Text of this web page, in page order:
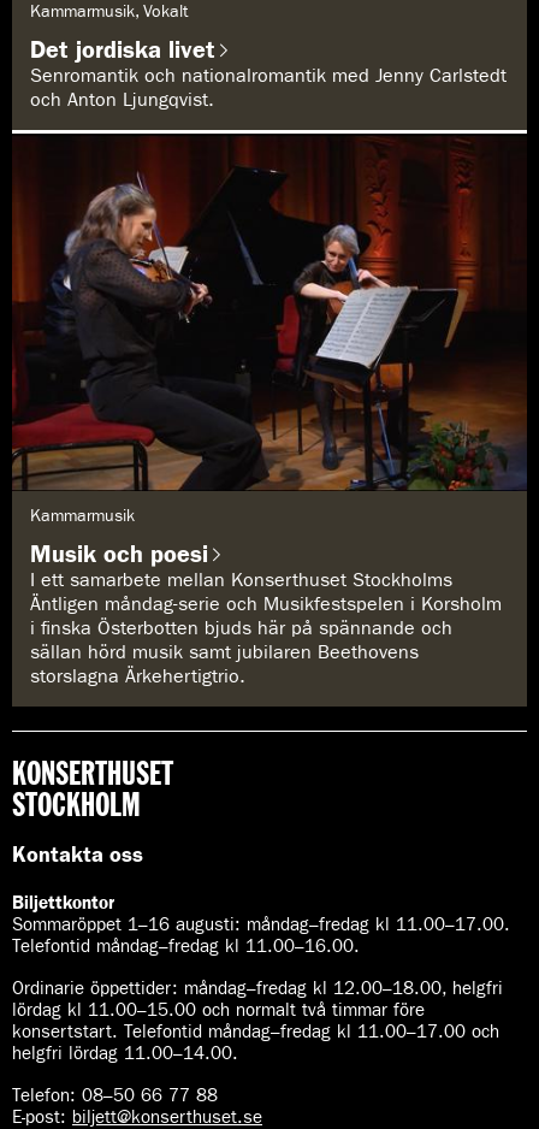
Kammarmusik, Vokalt
Det jordiska livet
Senromantik och nationalromantik med Jenny Carlstedt
och Anton Ljungqvist.
Kammarmusik
Musik och poesi
I ett samarbete mellan Konserthuset Stockholms
Äntligen måndag-serie och Musikfestspelen i Korsholm
i finska Österbotten bjuds här på spännande och
sällan hörd musik samt jubilaren Beethovens
storslagna Ärkehertigtrio.
KONSERTHUSET
STOCKHOLM
Kontakta oss
Biljettkontor
Sommaröppet 1–16 augusti: måndag–fredag kl 11.00–17.00.
Telefontid måndag–fredag kl 11.00–16.00.
Ordinarie öppettider: måndag–fredag kl 12.00–18.00, helgfri
lördag kl 11.00–15.00 och normalt två timmar före
konsertstart. Telefontid måndag–fredag kl 11.00–17.00 och
helgfri lördag 11.00–14.00.
Telefon: 08–50 66 77 88
E-post: biljett@konserthuset.se